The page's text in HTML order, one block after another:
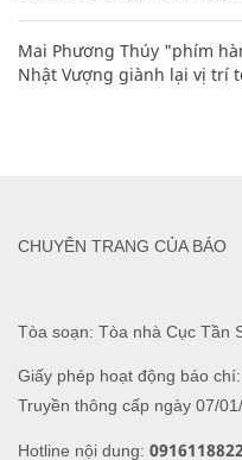
Mai Phương Thúy "phím
Nhật Vượng giành lại vị trí
Tòa soạn: Tòa nhà Cục Tần
Giấy phép hoạt động báo
Truyền thông cấp ngày 07/
Hotline nội dung:
CHUYÊN TRANG CỦA BÁO